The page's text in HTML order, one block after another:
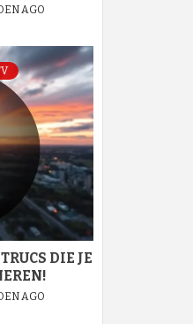
AGO
DIE JE
AGO